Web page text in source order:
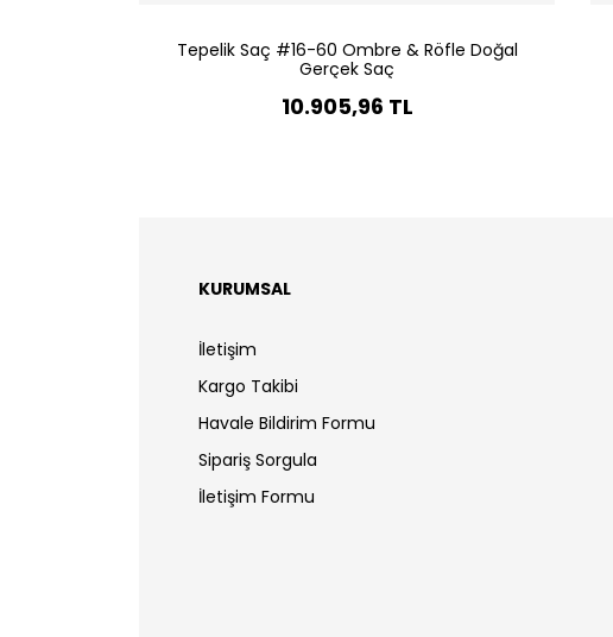
Tepelik Saç #16-60 Ombre & Röfle Doğal
Gerçek Saç
10.905,96 TL
KURUMSAL
İletişim
Kargo Takibi
Havale Bildirim Formu
Sipariş Sorgula
İletişim Formu